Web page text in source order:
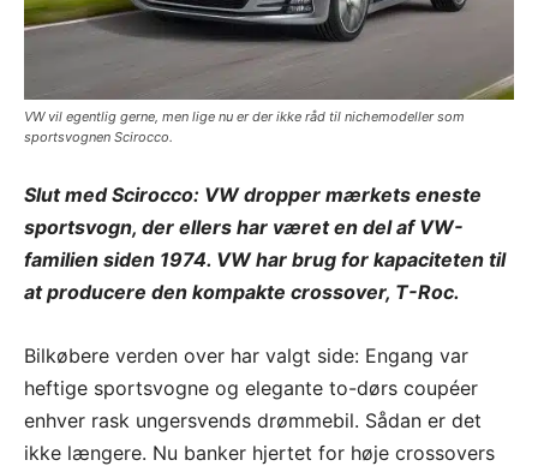
VW vil egentlig gerne, men lige nu er der ikke råd til nichemodeller som
sportsvognen Scirocco.
Slut med Scirocco: VW dropper mærkets eneste
sportsvogn, der ellers har været en del af VW-
familien siden 1974. VW har brug for kapaciteten til
at producere den kompakte crossover, T-Roc.
Bilkøbere verden over har valgt side: Engang var
heftige sportsvogne og elegante to-dørs coupéer
enhver rask ungersvends drømmebil. Sådan er det
ikke længere. Nu banker hjertet for høje crossovers